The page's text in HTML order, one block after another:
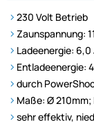
230 Volt Betrieb
Zaunspannung:
Ladeenergie: 6,0
Entladeenergie:
durch
Maße: Ø
sehr effektiv,